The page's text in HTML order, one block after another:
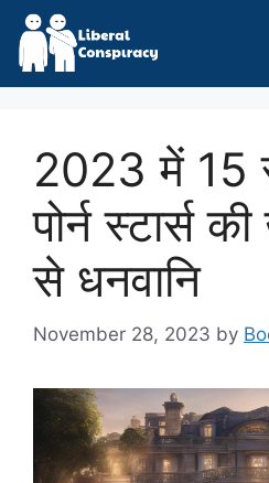
Skip
content
2023 में 15
पोर्न स्टार्स
से धनवानि
November 28, 2023 by